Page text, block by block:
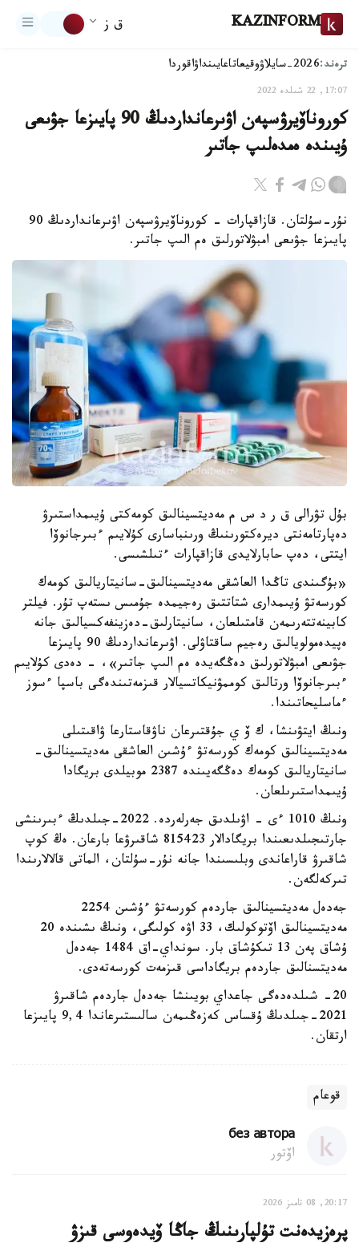
KAZINFORM ق ز
ترەند:2026-سايلاۋ وقيعاتاعايىنداۋاقوردا
17:07, 22 شىلدە 2022
كوروناۆيرۋسپەن اۋىرعانداردىڭ 90 پايىزعا جۋىعى
ۇيىندە ەمدەلىپ جاتىر
نۇر-سۇلتان. قازاقپارات - كوروناۆيرۋسپەن اۋىرعانداردىڭ 90
پايىزعا جۋىعى امبۋلاتورلىق ەم الىپ جاتىر.
بۇل تۋرالى ق ر د س م مەديتسينالىق كومەكتى ۇيىمداستىرۋ
دەپارتامەنتى ديرەكتورىنىڭ ورىنباسارى كۇلايىم ءبىرجانوۆا
ايتتى، دەپ حابارلايدى قازاقپارات ءتىلشىسى.
«بۇگىندى تاڭدا العاشقى مەديتسينالىق-سانيتاريالىق كومەك
كورسەتۋ ۇيىمدارى شتاتتىق رەجيمدە جۇمىس ىستەپ تۇر. فيلتر
كابينەتتەرىمەن قامتىلعان، سانيتارلىق-دەزينفەكسيالىق جانە
ەپيدەمولويالىق رەجيم ساقتاۋلى. اۋىرعانداردىڭ 90 پايىزعا
جۋىعى امبۋلاتورلىق دەڭگەيدە ەم الىپ جاتىر»، - دەدى كۇلايىم
ءبىرجانوۆا ورتالىق كوممۋنيكاتسيالار قىزمەتىندەگى باسپا ءسوز
ءماسليحاتىندا.
ونىڭ ايتۋىنشا، ك ۆ ي جۇقتىرعان ناۋقاستارعا ۋاقىتىلى
مەديتسينالىق كومەك كورسەتۋ ءۇشىن العاشقى مەديتسينالىق-
سانيتاريالىق كومەك دەڭگەيىندە 2387 موبيلدى بريگادا
ۇيىمداستىرىلعان.
ونىڭ 1010 ءى - اۋىلدىق جەرلەردە. 2022-جىلدىڭ ءبىرىنشى
جارتىجىلدىعىندا بريگادالار 815423 شاقىرۋعا بارعان. ەڭ كوپ
شاقىرۋ قاراعاندى وبلىسىندا جانە نۇر-سۇلتان، الماتى قالالارىندا
تىركەلگەن.
جەدەل مەديتسينالىق جاردەم كورسەتۋ ءۇشىن 2254
مەديتسينالىق اۆتوكولىك، 33 اۋە كولىگى، ونىڭ ىشىندە 20
ۇشاق پەن 13 تىكۇشاق بار. سونداي-اق 1484 جەدەل
مەديتسنالىق جاردەم بريگاداسى قىزمەت كورسەتەدى.
20- شىلدەدەگى جاعداي بويىنشا جەدەل جاردەم شاقىرۋ
2021-جىلدىڭ ۇقساس كەزەڭىمەن سالىستىرعاندا 9,4 پايىزعا
ارتقان.
قوعام
без автора
اۆتور
20:17, 08 تامىز 2026
پرەزيدەنت تۇلپارىنىڭ جاڭا ۆيدەوسى قىزۋ